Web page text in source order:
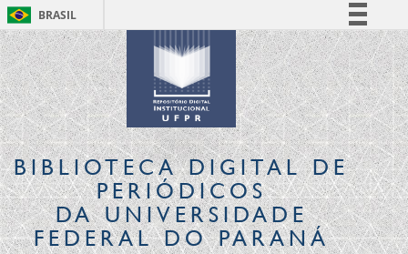
BRASIL
Simplifique!
Comunica BR
Participe
Acesso à informação
Legislação
Canais
BIBLIOTECA DIGITALDE
PERIÓDICOS
DA UNIVERSIDADE
FEDERAL DO PARANÁ